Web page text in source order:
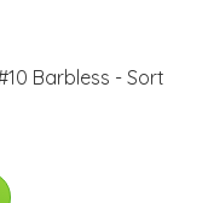
Barbless - Sort